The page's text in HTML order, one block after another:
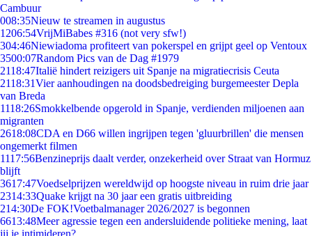
Cambuur
008:35Nieuw te streamen in augustus
1206:54VrijMiBabes #316 (not very sfw!)
304:46Niewiadoma profiteert van pokerspel en grijpt geel op Ventoux
3500:07Random Pics van de Dag #1979
2118:47Italië hindert reizigers uit Spanje na migratiecrisis Ceuta
2118:31Vier aanhoudingen na doodsbedreiging burgemeester Depla
van Breda
1118:26Smokkelbende opgerold in Spanje, verdienden miljoenen aan
migranten
2618:08CDA en D66 willen ingrijpen tegen 'gluurbrillen' die mensen
ongemerkt filmen
1117:56Benzineprijs daalt verder, onzekerheid over Straat van Hormuz
blijft
3617:47Voedselprijzen wereldwijd op hoogste niveau in ruim drie jaar
2314:33Quake krijgt na 30 jaar een gratis uitbreiding
214:30De FOK!Voetbalmanager 2026/2027 is begonnen
6613:48Meer agressie tegen een andersluidende politieke mening, laat
jij je intimideren?